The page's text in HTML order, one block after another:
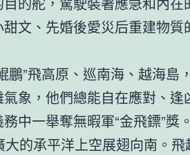
文、先婚後愛災后重建物
鵬”飛高原、巡南海、越海島
象，他們總能自在應對、逢
中一舉奪無暇軍“金飛鏢”獎。
的承平洋上空展翅向南。飛